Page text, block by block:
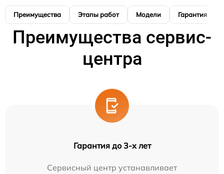
Преимущества Этапы работ Модели Гарантия
Преимущества сервис-
центра
Гарантия до 3-х лет
Сервисный центр устанавливает